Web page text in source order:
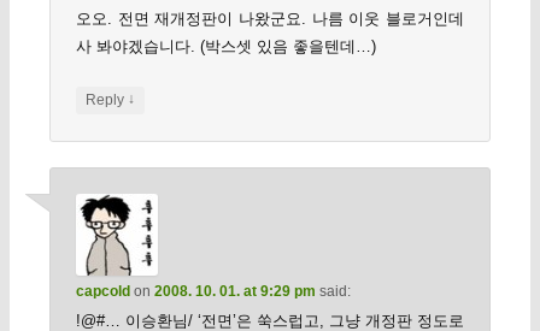
오오. 전면 재개정판이 나왔군요. 나름 이웃 블로거인데
사 봐야겠습니다. (박스셋 있음 좋을텐데…)
Reply ↓
capcoldon 2008. 10. 01. at 9:29 pm said:
!@#… 이승환님/ ‘전면’은 쑥스럽고, 그냥 개정판 정도로